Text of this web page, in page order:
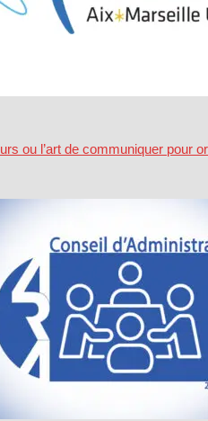
ou l’art de communiquer pour